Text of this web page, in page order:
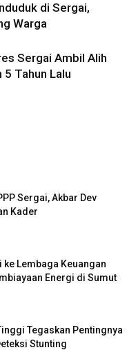
di Sergai,
Warga
Sergai Ambil Alih
5 Tahun Lalu
Sergai, Akbar Dev
Kader
Lembaga Keuangan
Energi di Sumut
Tegaskan Pentingnya
Stunting